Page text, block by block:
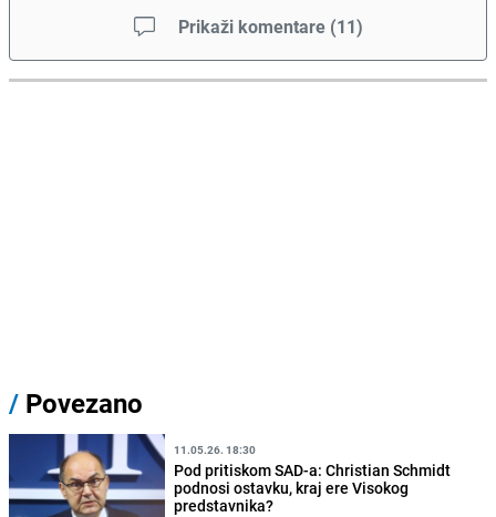
Prikaži komentare (11)
/ Povezano
11.05.26. 18:30
Pod pritiskom SAD-a: Christian Schmidt
podnosi ostavku, kraj ere Visokog
predstavnika?